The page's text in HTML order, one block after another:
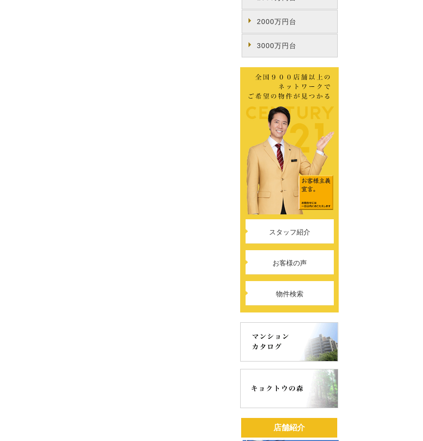
2000万円台
3000万円台
スタッフ紹介
お客様の声
物件検索
店舗紹介